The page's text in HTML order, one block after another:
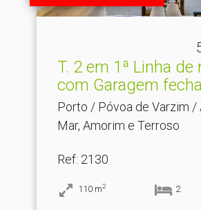
T.​ 2 em 1ª Linha de
com Garagem
Porto / Póvoa de Varzim /
Mar, Amorim e Terroso
Ref: 2130
110 m2 2